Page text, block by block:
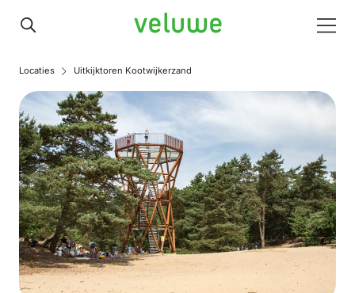
Veluwe
Locaties Uitkijktoren Kootwijkerzand